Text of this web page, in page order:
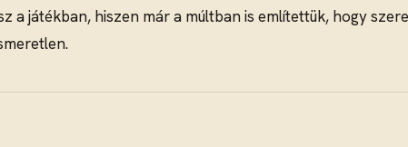
a játékban, hiszen már a múltban is említettük, hogy